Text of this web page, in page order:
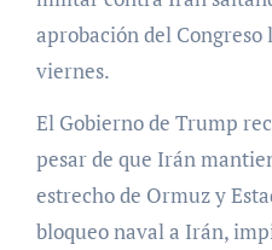
aprobación del
viernes.
El Gobierno de Trump
pesar de que Irán
estrecho de Ormuz y
bloqueo naval a Irán,